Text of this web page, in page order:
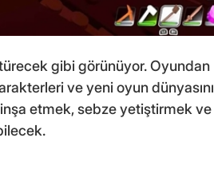
gibi görünüyor. Oyundan
ve yeni oyun dünyasını
etmek, sebze yetiştirmek ve